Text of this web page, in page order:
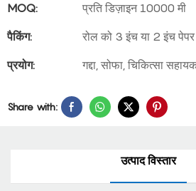
MOQ:
प्रति डिज़ाइन 10000 मी
पैकिंग:
रोल को 3 इंच या 2 इंच
प्रयोग:
गद्दा, सोफा, चिकित्सा
Share with:
उत्पाद विस्तार